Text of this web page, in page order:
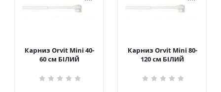
Карниз Orvit Mini 40-
60 см БІЛИЙ
Карниз Orvit Mini 80-
120 см БІЛИЙ